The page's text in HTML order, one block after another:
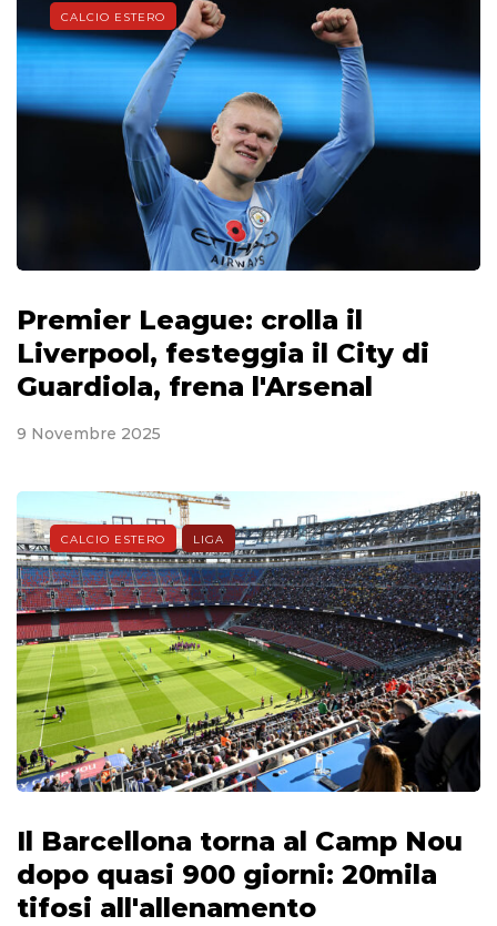
CALCIO ESTERO
Premier League: crolla il
Liverpool, festeggia il City di
Guardiola, frena l'Arsenal
9 Novembre 2025
CALCIO ESTERO LIGA
Il Barcellona torna al Camp Nou
dopo quasi 900 giorni: 20mila
tifosi all'allenamento